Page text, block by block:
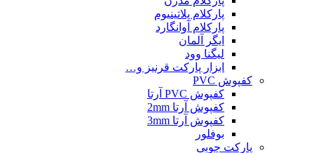
پارکلام پلاتینیوم
پارکلام آوانگارد
ایگر آلمان
لیگنا وود
ابزار پارکت قرنیز و…
کفپوش PVC
کفپوش PVC آرتا
کفپوش آرتا 2mm
کفپوش آرتا 3mm
بوفلور
پارکت چوبی